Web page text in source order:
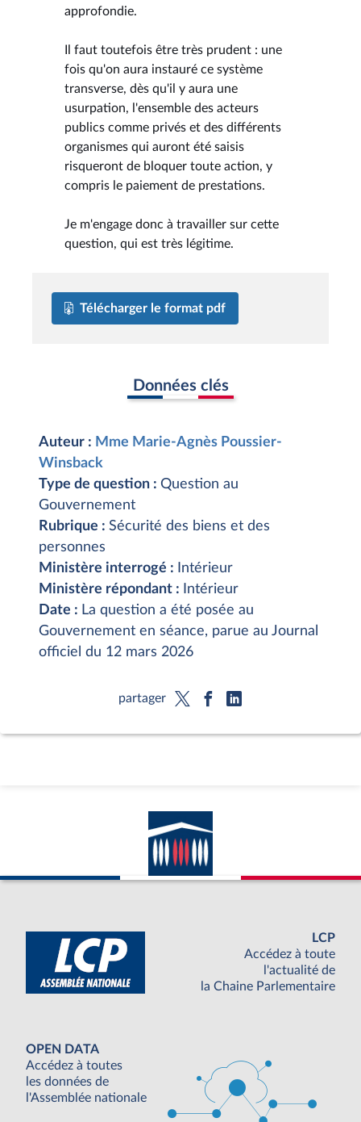
approfondie.
Il faut toutefois être très prudent : une
fois qu'on aura instauré ce système
transverse, dès qu'il y aura une
usurpation, l'ensemble des acteurs
publics comme privés et des différents
organismes qui auront été saisis
risqueront de bloquer toute action, y
compris le paiement de prestations.
Je m'engage donc à travailler sur cette
question, qui est très légitime.
Télécharger le format pdf
Données clés
Auteur : Mme Marie-Agnès Poussier-
Winsback
Type de question : Question au
Gouvernement
Rubrique : Sécurité des biens et des
personnes
Ministère interrogé :
Intérieur
Ministère répondant :
Intérieur
Date : La question a été posée au
Gouvernement en séance, parue au Journal
officiel du 12 mars 2026
partager
LCP
Accédez à toute
l'actualité de
la Chaine Parlementaire
OPEN DATA
Accédez à toutes
les données de
l'Assemblée nationale